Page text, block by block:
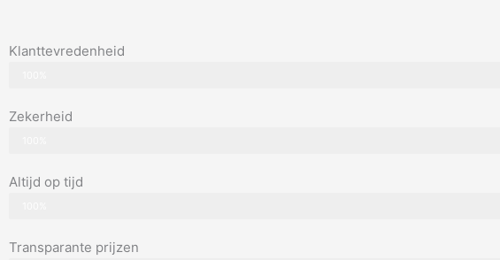
Klanttevredenheid
Zekerheid
Altijd op tijd
Transparante prijzen